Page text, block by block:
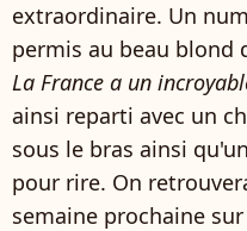
extraordinaire. Un
permis au beau blond
La France a un
ainsi reparti avec un
sous le bras ainsi
pour rire. On
semaine prochaine